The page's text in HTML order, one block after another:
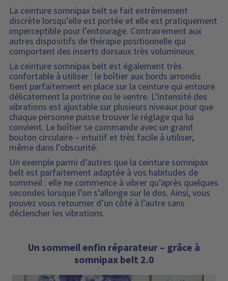
La ceinture somnipax belt se fait extrêmement
discrète lorsqu’elle est portée et elle est pratiquement
imperceptible pour l’entourage. Contrairement aux
autres dispositifs de thérapie positionnelle qui
comportent des inserts dorsaux très volumineux.
La ceinture somnipax belt est également très
confortable à utiliser : le boîtier aux bords arrondis
tient parfaitement en place sur la ceinture qui entoure
délicatement la poitrine ou le ventre. L’intensité des
vibrations est ajustable sur plusieurs niveaux pour que
chaque personne puisse trouver le réglage qui lui
convient. Le boîtier se commande avec un grand
bouton circulaire – intuitif et très facile à utiliser,
même dans l’obscurité.
Un exemple parmi d’autres que la ceinture somnipax
belt est parfaitement adaptée à vos habitudes de
sommeil : elle ne commence à vibrer qu’après quelques
secondes lorsque l’on s’allonge sur le dos. Ainsi, vous
pouvez vous retourner d’un côté à l’autre sans
déclencher les vibrations.
Un sommeil enfin réparateur – grâce à
somnipax belt 2.0